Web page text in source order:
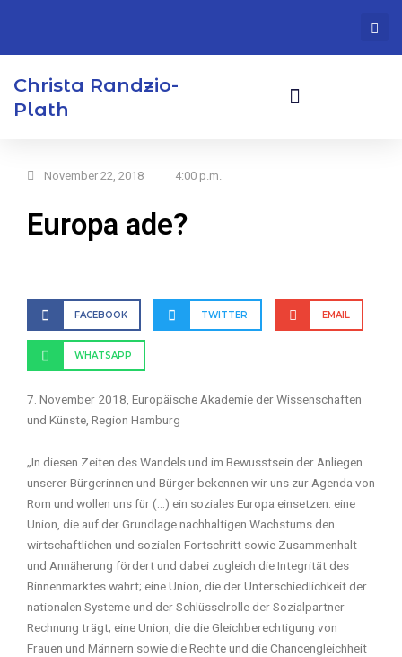
Christa Randzio-
Plath
November 22, 2018 4:00 p.m.
Europa ade?
FACEBOOK TWITTER EMAIL
WHATSAPP
7. November 2018, Europäische Akademie der Wissenschaften
und Künste, Region Hamburg
„In diesen Zeiten des Wandels und im Bewusstsein der Anliegen
unserer Bürgerinnen und Bürger bekennen wir uns zur Agenda von
Rom und wollen uns für (…) ein soziales Europa einsetzen: eine
Union, die auf der Grundlage nachhaltigen Wachstums den
wirtschaftlichen und sozialen Fortschritt sowie Zusammenhalt
und Annäherung fördert und dabei zugleich die Integrität des
Binnenmarktes wahrt; eine Union, die der Unterschiedlichkeit der
nationalen Systeme und der Schlüsselrolle der Sozialpartner
Rechnung trägt; eine Union, die die Gleichberechtigung von
Frauen und Männern sowie die Rechte und die Chancengleichheit